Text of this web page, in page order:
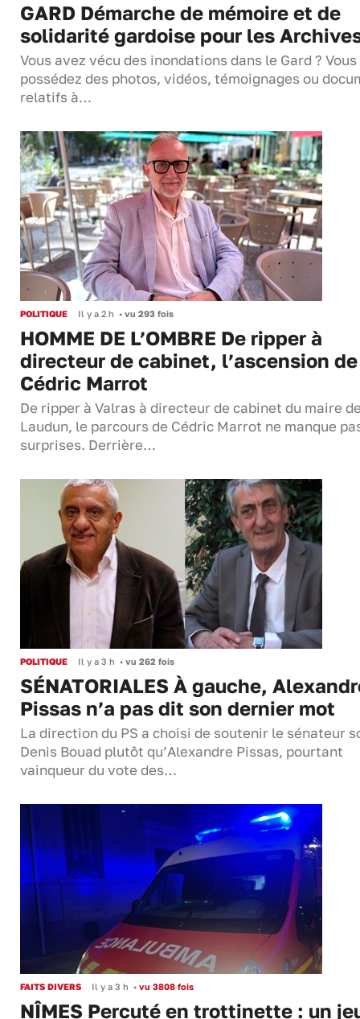
GARD Démarche de mémoire et de
solidarité gardoise pour les
Vous avez vécu des inondations dans le Gard ? Vous
possédez des photos, vidéos, témoignages ou
relatifs à…
POLITIQUE Il y a 2 h • vu 293 fois
HOMME DE L’OMBRE De ripper à
directeur de cabinet, l’ascension de
Cédric Marrot
De ripper à Valras à directeur de cabinet du maire
Laudun, le parcours de Cédric Marrot ne manque
surprises. Derrière…
POLITIQUE Il y a 3 h • vu 262 fois
SÉNATORIALES À gauche,
Pissas n’a pas dit son dernier mot
La direction du PS a choisi de soutenir le sénateur
Denis Bouad plutôt qu’Alexandre Pissas, pourtant
vainqueur du vote des…
FAITS DIVERS Il y a 3 h • vu 3808 fois
NÎMES Percuté en trottinette : un